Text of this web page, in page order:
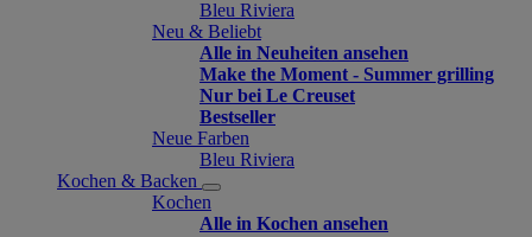
Bleu Riviera
Neu & Beliebt
Alle in Neuheiten ansehen
Make the Moment - Summer grilling
Nur bei Le Creuset
Bestseller
Neue Farben
Bleu Riviera
Kochen & Backen
Kochen
Alle in Kochen ansehen